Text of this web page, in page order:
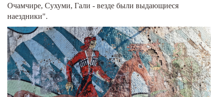
Очамчире, Сухуми, Гали - везде были выдающиеся
наездники".